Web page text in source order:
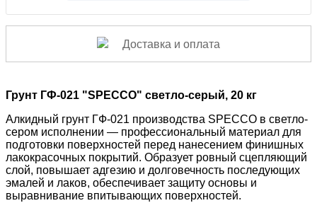
Доставка и оплата
Грунт ГФ-021 "SPECCO" светло-серый, 20 кг
Алкидный грунт ГФ-021 производства SPECCO в светло-
сером исполнении — профессиональный материал для
подготовки поверхностей перед нанесением финишных
лакокрасочных покрытий. Образует ровный сцепляющий
слой, повышает адгезию и долговечность последующих
эмалей и лаков, обеспечивает защиту основы и
выравнивание впитывающих поверхностей.